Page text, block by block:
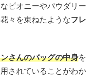
ピオニーやパウダリー
々を束ねたようなフレ
さんのバッグの中身を
されていることがわか